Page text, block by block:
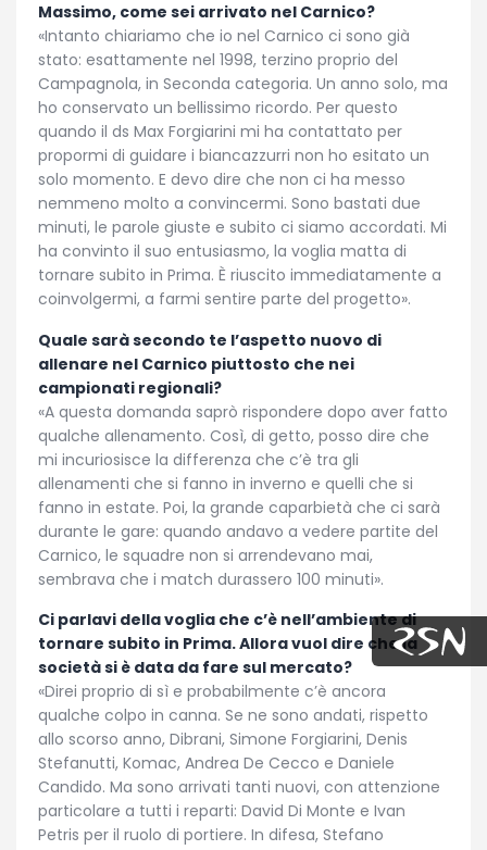
Massimo, come sei arrivato nel Carnico?
«Intanto chiariamo che io nel Carnico ci sono già
stato: esattamente nel 1998, terzino proprio del
Campagnola, in Seconda categoria. Un anno solo, ma
ho conservato un bellissimo ricordo. Per questo
quando il ds Max Forgiarini mi ha contattato per
propormi di guidare i biancazzurri non ho esitato un
solo momento. E devo dire che non ci ha messo
nemmeno molto a convincermi. Sono bastati due
minuti, le parole giuste e subito ci siamo accordati. Mi
ha convinto il suo entusiasmo, la voglia matta di
tornare subito in Prima. È riuscito immediatamente a
coinvolgermi, a farmi sentire parte del progetto».
Quale sarà secondo te l’aspetto nuovo di
allenare nel Carnico piuttosto che nei
campionati regionali?
«A questa domanda saprò rispondere dopo aver fatto
qualche allenamento. Così, di getto, posso dire che
mi incuriosisce la differenza che c’è tra gli
allenamenti che si fanno in inverno e quelli che si
fanno in estate. Poi, la grande caparbietà che ci sarà
durante le gare: quando andavo a vedere partite del
Carnico, le squadre non si arrendevano mai,
sembrava che i match durassero 100 minuti».
Ci parlavi della voglia che c’è nell’ambiente di
tornare subito in Prima. Allora vuol dire che la
società si è data da fare sul mercato?
«Direi proprio di sì e probabilmente c’è ancora
qualche colpo in canna. Se ne sono andati, rispetto
allo scorso anno, Dibrani, Simone Forgiarini, Denis
Stefanutti, Komac, Andrea De Cecco e Daniele
Candido. Ma sono arrivati tanti nuovi, con attenzione
particolare a tutti i reparti: David Di Monte e Ivan
Petris per il ruolo di portiere. In difesa, Stefano